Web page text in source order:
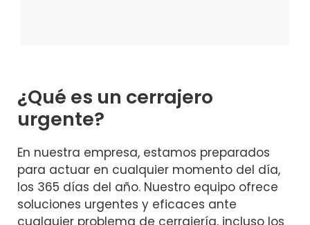
¿Qué es un cerrajero
urgente?
En nuestra empresa, estamos preparados
para actuar en cualquier momento del día,
los 365 días del año. Nuestro equipo ofrece
soluciones urgentes y eficaces ante
cualquier problema de cerrajería, incluso los